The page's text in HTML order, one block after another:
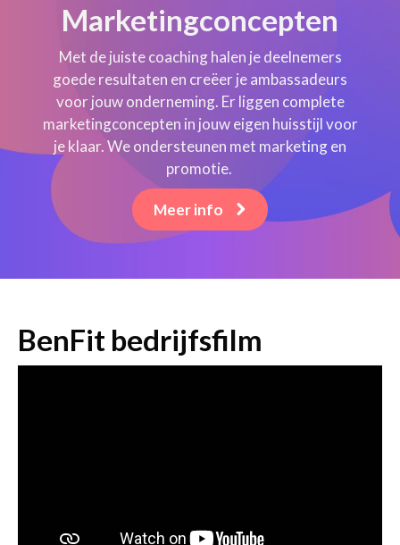
Marketingconcepten
Met de juiste coaching halen je deelnemers
goede resultaten en creëer je ambassadeurs
voor jouw onderneming. Er liggen complete
marketingconcepten in jouw eigen huisstijl voor
je klaar. We ondersteunen met marketing en
promotie.
Meer info
BenFit bedrijfsfilm